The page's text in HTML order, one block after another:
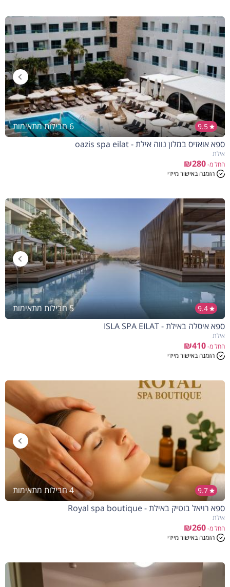
9.5
6 חבילות מתאימות
ספא אואזיס במלון נווה אילת - oazis spa eilat
אילת
החל מ-₪280
הזמנה באישור מיידי
9.4
5 חבילות מתאימות
ספא איסלה באילת - ISLA SPA EILAT
אילת
החל מ-₪410
הזמנה באישור מיידי
9.7
4 חבילות מתאימות
ספא רויאל בוטיק באילת - Royal spa boutique
אילת
החל מ-₪260
הזמנה באישור מיידי